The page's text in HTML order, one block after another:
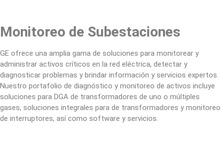
Monitoreo de Subestaciones
GE ofrece una amplia gama de soluciones para monitorear y
administrar activos críticos en la red eléctrica, detectar y
diagnosticar problemas y brindar información y servicios expertos.
Nuestro portafolio de diagnóstico y monitoreo de activos incluye
soluciones para DGA de transformadores de uno o múltiples
gases, soluciones integrales para de transformadores y monitoreo
de interruptores, así como software y servicios.